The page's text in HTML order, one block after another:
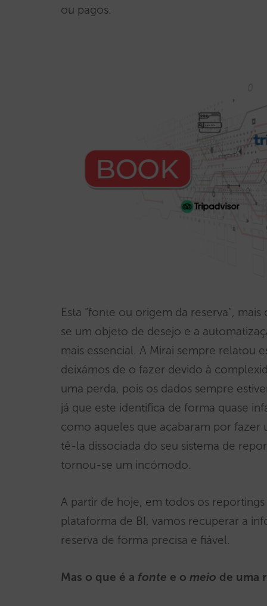
ou pagos.
Esta “fonte ou origem da reserva”,
se um objeto de desejo e a
mais essencial. A Mirai sempre relatou
deixámos de o fazer devido à
uma perda, pois os dados sempre
já que este identifica de forma quase
como aqueles que acabaram por fazer
tê-la dissociada do seu sistema de
tornou-se um incómodo.
A partir de hoje, em todos os
plataforma de BI, vamos recuperar a
reserva de forma precisa e fiável.
Mas o que é a fonte e o meio de uma